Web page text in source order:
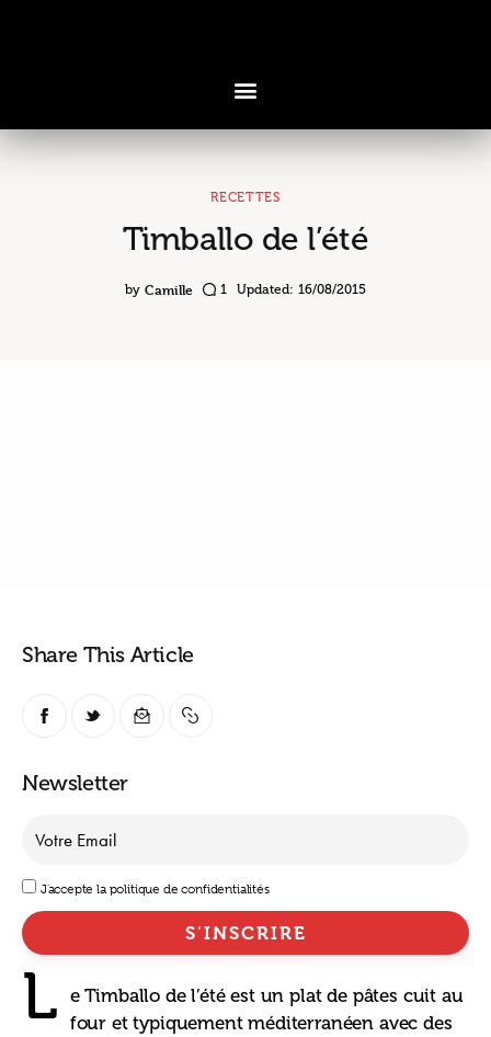
Voyages & Saveurs
Art & Design
RECETTES
Timballo de l’été
by Camille 1 Updated: 16/08/2015
Share This Article
Newsletter
J'accepte la politique de confidentialités
L
e Timballo de l’été est un plat de pâtes cuit au
four et typiquement méditerranéen avec des